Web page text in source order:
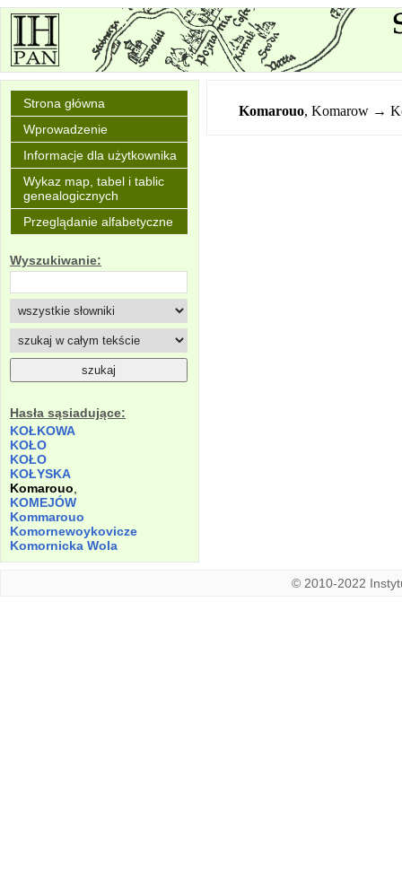
Strona główna
Wprowadzenie
Informacje dla użytkownika
Wykaz map, tabel i tablic
genealogicznych
Przeglądanie alfabetyczne
Wyszukiwanie:
Hasła sąsiadujące:
KOŁKOWA
KOŁO
KOŁO
KOŁYSKA
Komarouo
KOMEJÓW
Kommarouo
Komornewoykovicze
Komornicka Wola
Komarouo, Komarow →
© 2010-2022